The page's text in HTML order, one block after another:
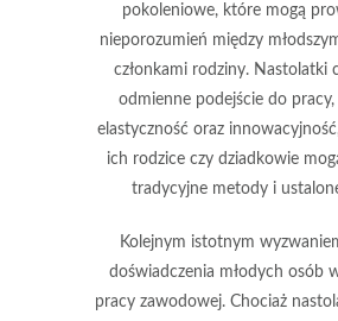
pokoleniowe, które mogą
nieporozumień między
członkami rodziny. Nastolatki
odmienne podejście do
elastyczność oraz
ich rodzice czy dziadkowie
tradycyjne metody i
Kolejnym istotnym
doświadczenia młodych osób
pracy zawodowej. Chociaż